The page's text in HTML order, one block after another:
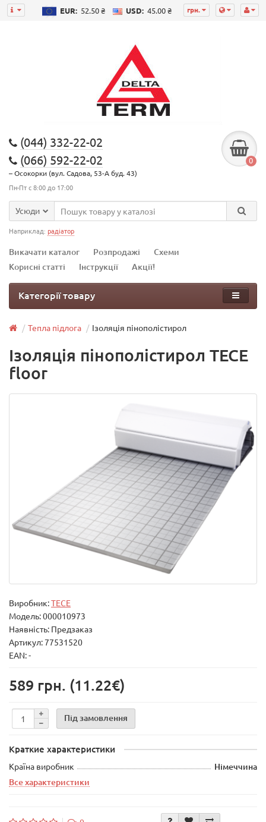
грн.
EUR: 52.50 ₴ USD: 45.00 ₴
(044) 332-22-02
(066) 592-22-02
– Осокорки (вул. Садова, 53-А буд. 43)
Пн-Пт с 8:00 до 17:00
0
Усюди
Наприклад: радіатор
Викачати каталог Розпродажі
Схеми
Корисні статті
Інструкції Акції!
Категорії товару
Тепла підлога Ізоляція пінополістирол
Ізоляція пінополістирол TECE
floor
Виробник:TECE
Модель:000010973
Наявність: Предзаказ
Артикул: 77531520
EAN: -
589 грн. (11.22€)
Під замовлення
Краткие характеристики
Країна виробник
Німеччина
Все характеристики